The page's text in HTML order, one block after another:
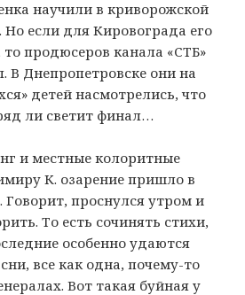
научили в криворожской
если для Кировограда его
продюсеров канала «СТБ»
В Днепропетровске они на
детей насмотрелись, что
ли светит финал…
и местные колоритные
К. озарение пришло в
Говорит, проснулся утром и
То есть сочинять стихи,
особенно удаются
все как одна, почему-то
Вот такая буйная у